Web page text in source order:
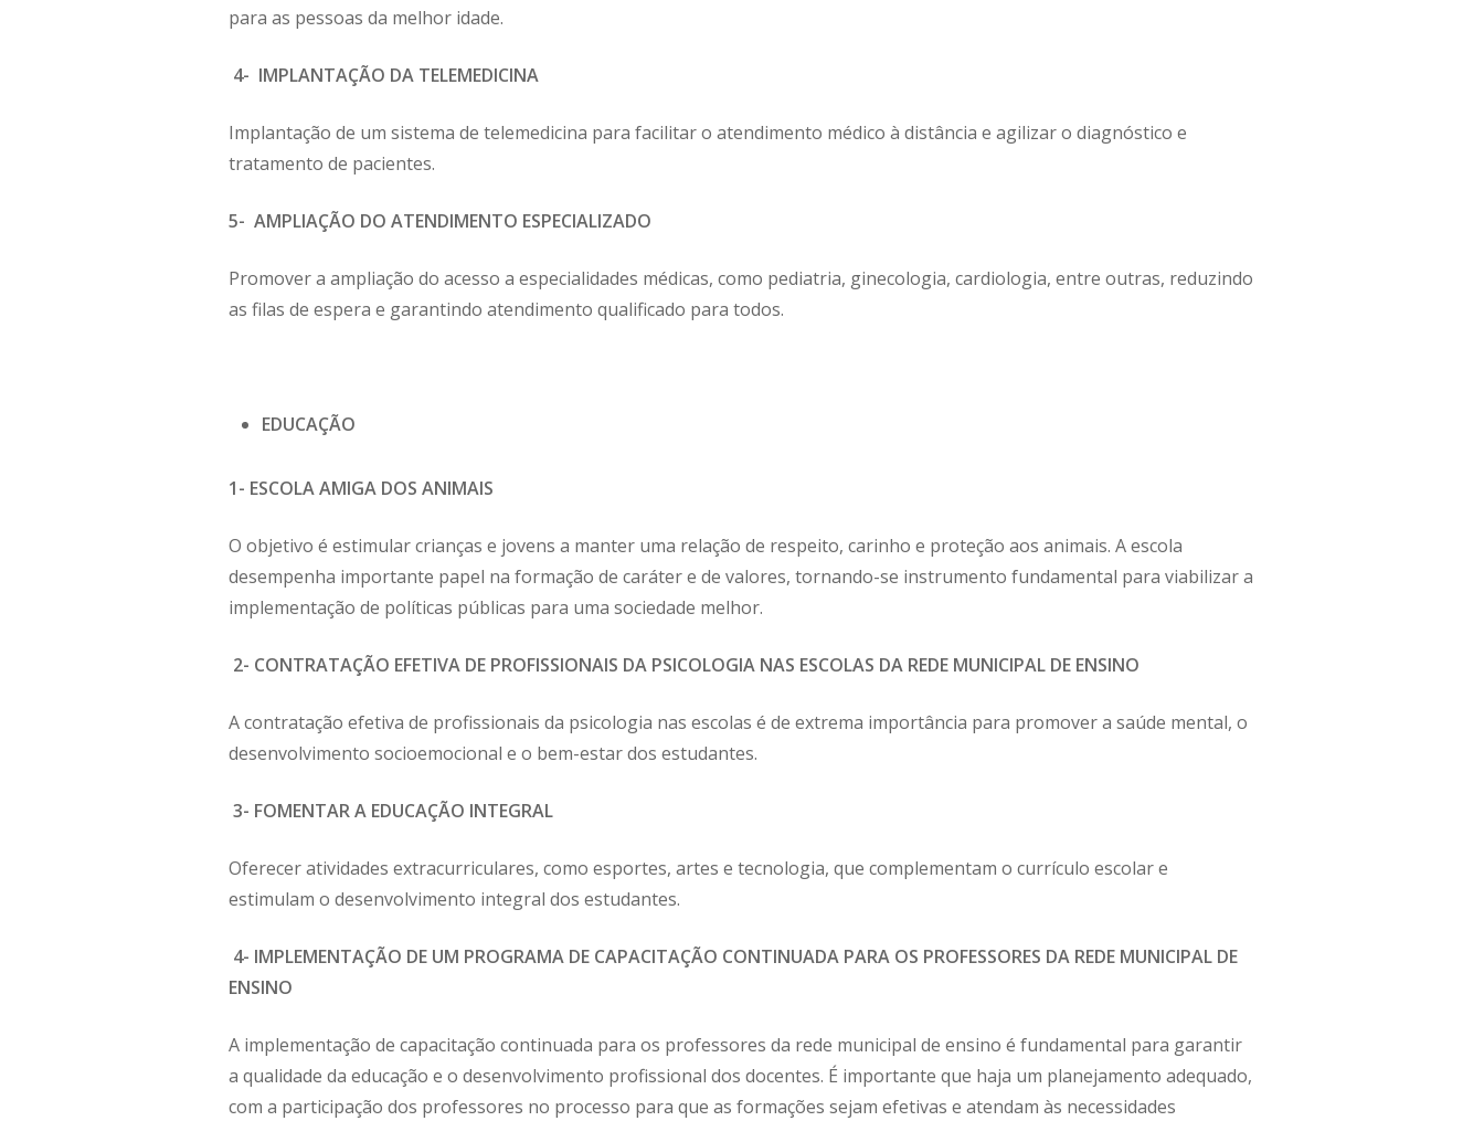
para as pessoas da melhor idade.
4- IMPLANTAÇÃO DA TELEMEDICINA
Implantação de um sistema de telemedicina para facilitar o atendimento médico à distância e agilizar o diagnóstico e
tratamento de pacientes.
5- AMPLIAÇÃO DO ATENDIMENTO ESPECIALIZADO
Promover a ampliação do acesso a especialidades médicas, como pediatria, ginecologia, cardiologia, entre outras, reduzindo
as filas de espera e garantindo atendimento qualificado para todos.
EDUCAÇÃO
1- ESCOLA AMIGA DOS ANIMAIS
O objetivo é estimular crianças e jovens a manter uma relação de respeito, carinho e proteção aos animais. A escola
desempenha importante papel na formação de caráter e de valores, tornando-se instrumento fundamental para viabilizar a
implementação de políticas públicas para uma sociedade melhor.
2- CONTRATAÇÃO EFETIVA DE PROFISSIONAIS DA PSICOLOGIA NAS ESCOLAS DA REDE MUNICIPAL DE ENSINO
A contratação efetiva de profissionais da psicologia nas escolas é de extrema importância para promover a saúde mental, o
desenvolvimento socioemocional e o bem-estar dos estudantes.
3- FOMENTAR A EDUCAÇÃO INTEGRAL
Oferecer atividades extracurriculares, como esportes, artes e tecnologia, que complementam o currículo escolar e
estimulam o desenvolvimento integral dos estudantes.
4- IMPLEMENTAÇÃO DE UM PROGRAMA DE CAPACITAÇÃO CONTINUADA PARA OS PROFESSORES DA REDE MUNICIPAL DE
ENSINO
A implementação de capacitação continuada para os professores da rede municipal de ensino é fundamental para garantir
a qualidade da educação e o desenvolvimento profissional dos docentes. É importante que haja um planejamento adequado,
com a participação dos professores no processo para que as formações sejam efetivas e atendam às necessidades